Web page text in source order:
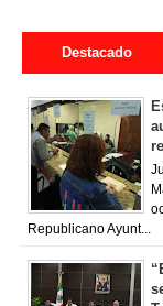
Destacado
Republicano Ayunt...